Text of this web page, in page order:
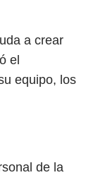
a crear
el
equipo, los
de la